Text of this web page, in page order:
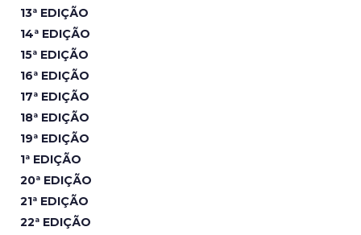
13ª EDIÇÃO
14ª EDIÇÃO
15ª EDIÇÃO
16ª EDIÇÃO
17ª EDIÇÃO
18ª EDIÇÃO
19ª EDIÇÃO
1ª EDIÇÃO
20ª EDIÇÃO
21ª EDIÇÃO
22ª EDIÇÃO